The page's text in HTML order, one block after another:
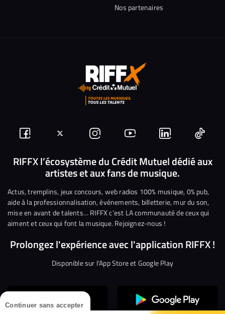
Continuer sans accepter
Nos partenaires
Suivez-
nous
Facebook
Suivez-
nous
sur
Twitter
Nous
rejoindre
sur
Instagram
Nous
rejoindre
sur
YouTube
Nous
rejoindre
sur
Linkedin
Nous
RIFFX l’écosystème du Crédit Mutuel dédié aux
artistes et aux fans de musique.
Actus, tremplins, jeux concours, web radios 100% musique, 0% pub,
aide à la professionnalisation, événements, billetterie, mur du son,
mise en avant de talents… RIFFX c’est LA communauté de ceux qui
aiment et ceux qui font la musique. Rejoignez-nous !
Prolongez l'expérience avec l'application RIFFX !
Disponible sur l'App Store et Google Play